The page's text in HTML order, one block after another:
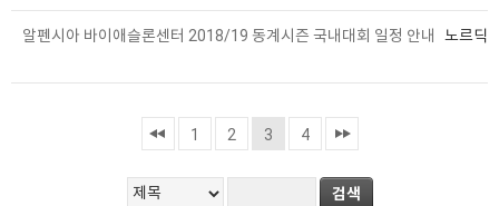
알펜시아 바이애슬론센터 2018/19 동계시즌 국내대회 일정 안내 노르딕
1 2 3 4